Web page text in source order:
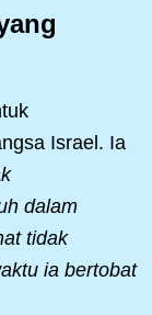
Israel. Ia
dalam
tidak
ia bertobat